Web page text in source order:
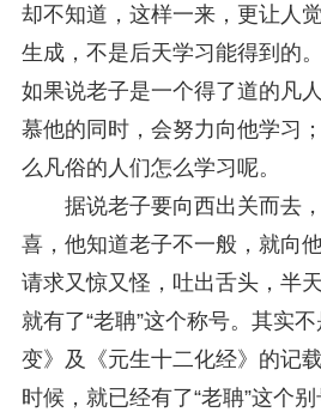
却不知道，这样一来，更让人
生成，不是后天学习能得到的
如果说老子是一个得了道的凡
慕他的同时，会努力向他学习
么凡俗的人们怎么学习呢。
据说老子要向西出关而去
喜，他知道老子不一般，就向
请求又惊又怪，吐出舌头，半
就有了“老聃”这个称号。其实
变》及《元生十二化经》的记
时候，就已经有了“老聃”这个